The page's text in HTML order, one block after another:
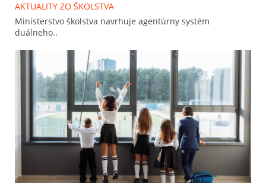
AKTUALITY ZO ŠKOLSTVA
Ministerstvo školstva navrhuje agentúrny systém
duálneho..